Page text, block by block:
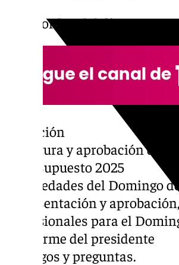
En su orden del día
1. Oración
2. Lectura y aprobación del
3. Presupuesto 2025
4. Novedades del Domingo
5. Presentación y
procesionales para el
6. Informe del presidente
7. Ruegos y preguntas.